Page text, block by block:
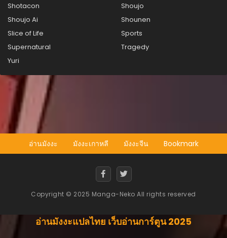
ตอนที่ 33
กันยายน 13, 2025
กันยายน 13, 2025
กันยายน 13, 2025
ตอนที่ 30
กันยายน 13, 2025
ตอนที่ 29
กันยายน 13, 2025
ตอนที่ 27
ตอนที่ 26
Shotacon
Shoujo
Shoujo Ai
Shounen
Slice of Life
Sports
Supernatural
Tragedy
Yuri
อ่านมังงะ มังงะเกาหลี มังงะจีน Bookmark
Copyright © 2025 Manga-Neko All rights reserved
อ่านมังงะแปลไทย เว็บอ่านการ์ตูน 2025